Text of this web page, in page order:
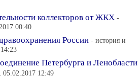
коллекторов от ЖКХ -
00:40
России - история и
Петербурга и Ленобласти
05.02.2017 12:49